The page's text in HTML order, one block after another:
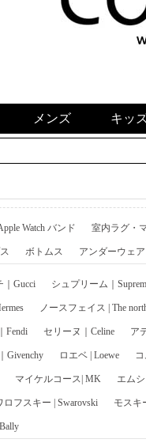
メンズ キッ
Watch バンド 室内ラグ・
ボトムス アンダーウェア
｜Gucci シュプリーム｜
ノースフェイス | The
Fendi セリーヌ｜Celine ア
Givenchy ロエベ | Loewe
マイケルコース| MK エム
ロフスキー | Swarovski モスキ